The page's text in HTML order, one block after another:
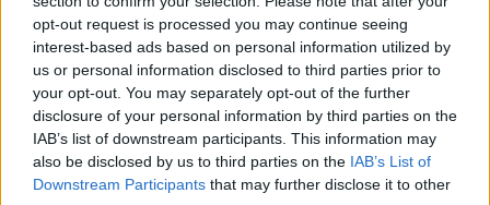
opt-out request is processed you may continue seeing
interest-based ads based on personal information utilized by
us or personal information disclosed to third parties prior to
your opt-out. You may separately opt-out of the further
disclosure of your personal information by third parties on the
IAB’s list of downstream participants. This information may
also be disclosed by us to third parties on the IAB’s List of
Downstream Participants that may further disclose it to other
Raktažodžiai julius kalibatas aurelijus veryga